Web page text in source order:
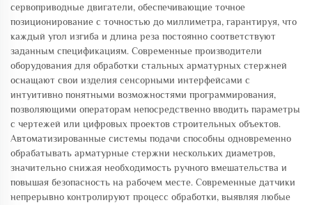
сервоприводные двигатели, обеспечивающие точное
позиционирование с точностью до миллиметра, гарантируя, что
каждый угол изгиба и длина реза постоянно соответствуют
заданным спецификациям. Современные производители
оборудования для обработки стальных арматурных стержней
оснащают свои изделия сенсорными интерфейсами с
интуитивно понятными возможностями программирования,
позволяющими операторам непосредственно вводить параметры
с чертежей или цифровых проектов строительных объектов.
Автоматизированные системы подачи способны одновременно
обрабатывать арматурные стержни нескольких диаметров,
значительно снижая необходимость ручного вмешательства и
повышая безопасность на рабочем месте. Современные датчики
непрерывно контролируют процесс обработки, выявляя любые